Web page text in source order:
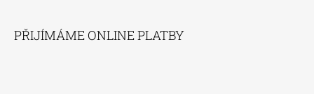
PŘIJÍMÁME ONLINE PLATBY